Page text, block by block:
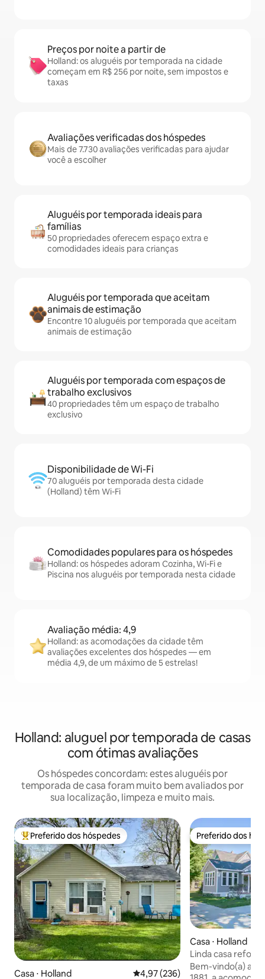
Preços por noite a partir de
Holland: os aluguéis por temporada na cidade
começam em R$ 256 por noite, sem impostos e
taxas
Avaliações verificadas dos hóspedes
Mais de 7.730 avaliações verificadas para ajudar
você a escolher
Aluguéis por temporada ideais para
famílias
50 propriedades oferecem espaço extra e
comodidades ideais para crianças
Aluguéis por temporada que aceitam
animais de estimação
Encontre 10 aluguéis por temporada que aceitam
animais de estimação
Aluguéis por temporada com espaços de
trabalho exclusivos
40 propriedades têm um espaço de trabalho
exclusivo
Disponibilidade de Wi-Fi
70 aluguéis por temporada desta cidade
(Holland) têm Wi-Fi
Comodidades populares para os hóspedes
Holland: os hóspedes adoram Cozinha, Wi-Fi e
Piscina nos aluguéis por temporada nesta cidade
Avaliação média: 4,9
Holland: as acomodações da cidade têm
avaliações excelentes dos hóspedes — em
média 4,9, de um máximo de 5 estrelas!
Holland: aluguel por temporada de casas
com ótimas avaliações
Os hóspedes concordam: estes aluguéis por
temporada de casa foram muito bem avaliados por
sua localização, limpeza e muito mais.
Entre os melhores preferidos dos hóspedes
Preferido dos hóspedes
Casa ⋅ Holland 4,97 de uma avaliação média de
4,97 (236)
Preferido dos
Preferido dos
Casa ⋅ Holland
Linda casa
Kollen Park
Bem-vindo(a) a